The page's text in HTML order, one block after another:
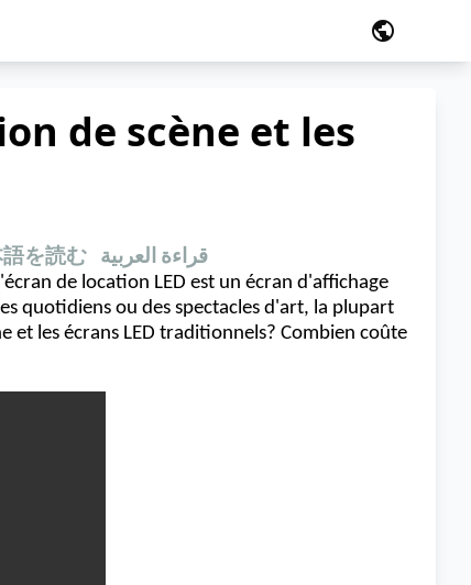
public
de scène et les
語を読む
قراءة العربية
de location LED est un écran d'affichage
quotidiens ou des spectacles d'art, la plupart
et les écrans LED traditionnels? Combien coûte